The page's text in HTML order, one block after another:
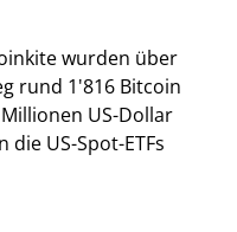
wurden über
rund 1'816 Bitcoin
US-Dollar
US-Spot-ETFs